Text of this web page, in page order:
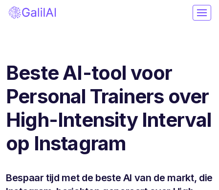
Beste AI-tool voor
Personal Trainers over
High-Intensity Interval
op Instagram
Bespaar tijd met de beste AI van de markt, die